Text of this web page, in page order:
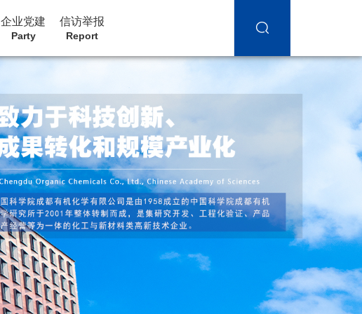
企业党建
Party
信访举报
Report